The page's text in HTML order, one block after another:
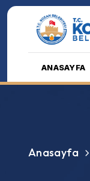
ANASAYFA
Anasayfa